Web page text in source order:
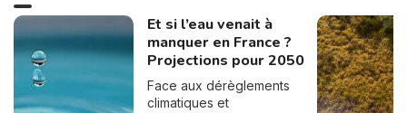
Et si l’eau venait à
manquer en France ?
Projections pour 2050
Face aux dérèglements
climatiques et